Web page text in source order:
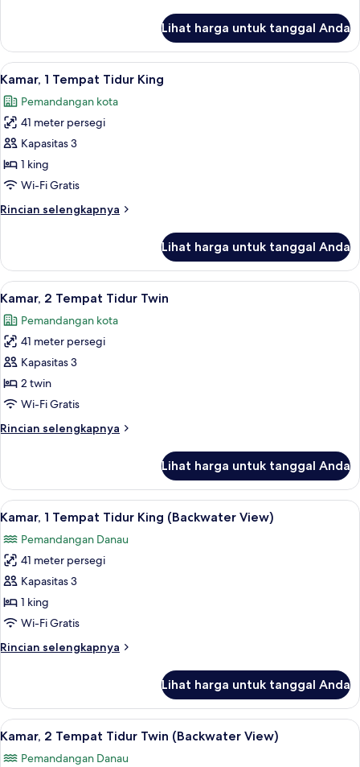
Access
2
Twin
Beds
Access
Lihat harga untuk tanggal Anda
Lihat
semua
foto
untuk
Kamar,
1
Tempat
King
Seprai premium, minibar, brankas,
4
Kamar, 1 Tempat Tidur King
Pemandangan kota
41 meter persegi
Kapasitas 3
1 king
Wi-Fi Gratis
Rincian selengkapnya
Rincian
Kamar,
Tempat
King
Lihat harga untuk tanggal Anda
Lihat
semua
foto
untuk
Kamar,
2
Tempat
Twin
Seprai premium, minibar, brankas,
3
Kamar, 2 Tempat Tidur Twin
Pemandangan kota
41 meter persegi
Kapasitas 3
2 twin
Wi-Fi Gratis
Rincian selengkapnya
Rincian
Kamar,
Tempat
Twin
Lihat harga untuk tanggal Anda
Lihat
semua
foto
untuk
Kamar,
1
Tempat
King
Seprai premium, minibar, brankas,
3
Kamar, 1 Tempat Tidur King (Backwater View)
Pemandangan Danau
41 meter persegi
Kapasitas 3
1 king
Wi-Fi Gratis
Rincian selengkapnya
Rincian
Kamar,
Tempat
King
Lihat harga untuk tanggal Anda
Lihat
semua
Seprai premium, minibar, brankas,
5
Kamar, 2 Tempat Tidur Twin (Backwater View)
Pemandangan Danau